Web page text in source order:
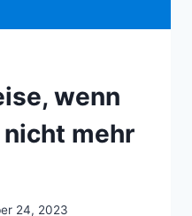
wenn
mehr
24, 2023